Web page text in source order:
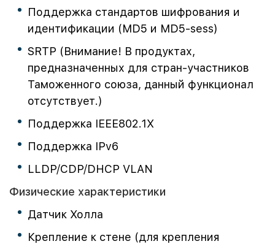
Поддержка стандартов шифрования и
идентификации (MD5 и MD5-sess)
SRTP (Внимание! В продуктах,
предназначенных для стран-участников
Таможенного союза, данный функционал
отсутствует.)
Поддержка IEEE802.1X
Поддержка IPv6
LLDP/CDP/DHCP VLAN
Физические характеристики
Датчик Холла
Крепление к стене (для крепления